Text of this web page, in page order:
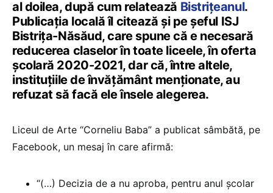
al doilea, după cum relatează Bistrițeanul.
Publicația locală îl citează și pe șeful ISJ
Bistrița-Năsăud, care spune că e necesară
reducerea claselor în toate liceele, în oferta
școlară 2020-2021, dar că, între altele,
instituțiile de învățământ menționate, au
refuzat să facă ele însele alegerea.
Liceul de Arte “Corneliu Baba” a publicat sâmbătă, pe
Facebook, un mesaj în care afirmă:
“(…) Decizia de a nu aproba, pentru anul școlar